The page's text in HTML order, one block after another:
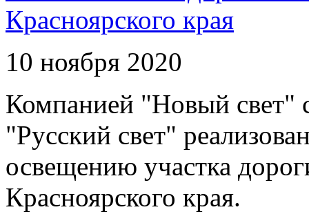
Красноярского края
10 ноября 2020
Компанией "Новый свет"
"Русский свет"
освещению участка
Красноярского края.